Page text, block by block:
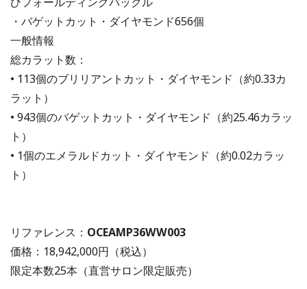
・バゲットカット・ダイヤモンド656個
一般情報
総カラット数：
• 113個のブリリアントカット・ダイヤモンド（約0.33カ
ラット）
• 943個のバゲットカット・ダイヤモンド（約25.46カラッ
ト）
• 1個のエメラルドカット・ダイヤモンド（約0.02カラッ
ト）
リファレンス： OCEAMP36WW003
価格：18,942,000円 （税込）
限定本数25本（直営サロン限定販売）